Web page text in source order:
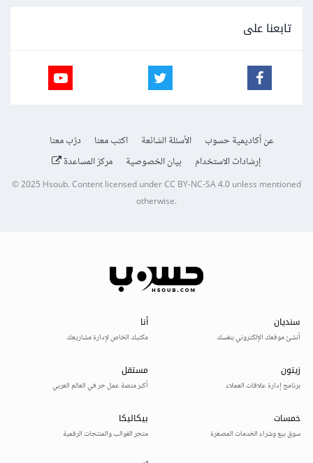
تابعنا على
عن أكاديمية حسوب الأسئلة الشائعة اكتب معنا
درّب معنا
إرشادات الاستخدام
بيان الخصوصية مركز المساعدة
© 2025Hsoub.Content licensed underCC BY-NC-SA 4.0unless mentioned
otherwise.